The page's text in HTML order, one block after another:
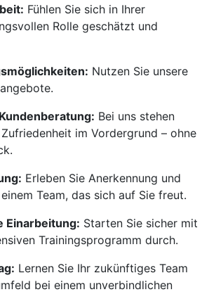
Fühlen Sie sich in Ihrer
Rolle geschätzt und
Nutzen Sie unsere
Bei uns stehen
im Vordergrund – ohne
Erleben Sie Anerkennung und
Team, das sich auf Sie freut.
Einarbeitung: Starten Sie sicher mit
Trainingsprogramm durch.
Lernen Sie Ihr zukünftiges Team
bei einem unverbindlichen